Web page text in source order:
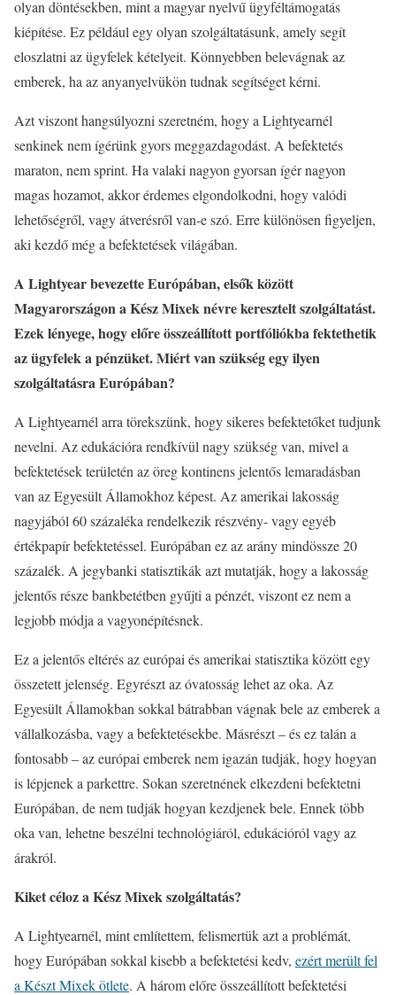
olyan döntésekben, mint a magyar nyelvű ügyféltámogatás
kiépítése. Ez például egy olyan szolgáltatásunk, amely segít
eloszlatni az ügyfelek kételyeit. Könnyebben belevágnak az
emberek, ha az anyanyelvükön tudnak segítséget kérni.
Azt viszont hangsúlyozni szeretném, hogy a Lightyearnél
senkinek nem ígérünk gyors meggazdagodást. A befektetés
maraton, nem sprint. Ha valaki nagyon gyorsan ígér nagyon
magas hozamot, akkor érdemes elgondolkodni, hogy valódi
lehetőségről, vagy átverésről van-e szó. Erre különösen figyeljen,
aki kezdő még a befektetések világában.
A Lightyear bevezette Európában, elsők között
Magyarországon a Kész Mixek névre keresztelt szolgáltatást.
Ezek lényege, hogy előre összeállított portfóliókba fektethetik
az ügyfelek a pénzüket. Miért van szükség egy ilyen
szolgáltatásra Európában?
A Lightyearnél arra törekszünk, hogy sikeres befektetőket tudjunk
nevelni. Az edukációra rendkívül nagy szükség van, mivel a
befektetések területén az öreg kontinens jelentős lemaradásban
van az Egyesült Államokhoz képest. Az amerikai lakosság
nagyjából 60 százaléka rendelkezik részvény- vagy egyéb
értékpapír befektetéssel. Európában ez az arány mindössze 20
százalék. A jegybanki statisztikák azt mutatják, hogy a lakosság
jelentős része bankbetétben gyűjti a pénzét, viszont ez nem a
legjobb módja a vagyonépítésnek.
Ez a jelentős eltérés az európai és amerikai statisztika között egy
összetett jelenség. Egyrészt az óvatosság lehet az oka. Az
Egyesült Államokban sokkal bátrabban vágnak bele az emberek a
vállalkozásba, vagy a befektetésekbe. Másrészt – és ez talán a
fontosabb – az európai emberek nem igazán tudják, hogy hogyan
is lépjenek a parkettre. Sokan szeretnének elkezdeni befektetni
Európában, de nem tudják hogyan kezdjenek bele. Ennek több
oka van, lehetne beszélni technológiáról, edukációról vagy az
árakról.
Kiket céloz a Kész Mixek szolgáltatás?
A Lightyearnél, mint említettem, felismertük azt a problémát,
hogy Európában sokkal kisebb a befektetési kedv, ezért merült fel
a Készt Mixek ötlete. A három előre összeállított befektetési